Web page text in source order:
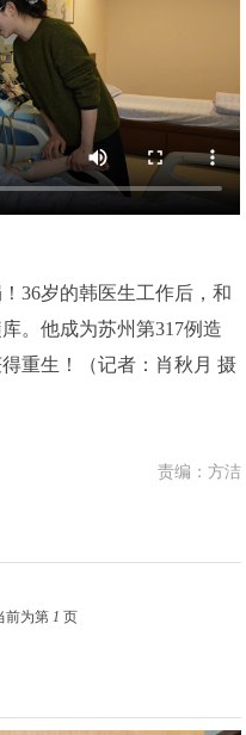
岁的韩医生工作后，和
。他成为苏州第317例造
重生！（记者：肖秋月 摄
责编：方洁
前为第 1 页